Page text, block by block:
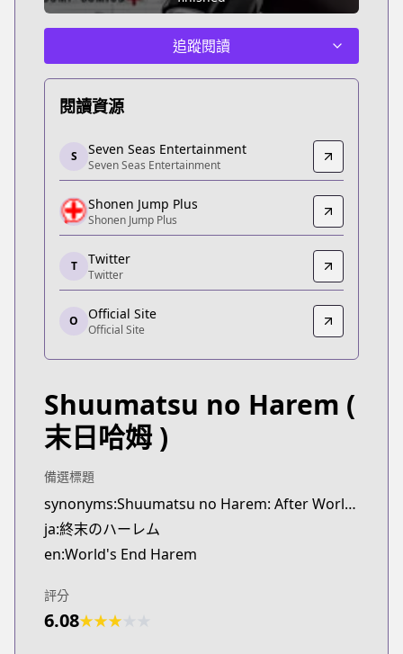
追蹤閱讀
閱讀資源
Seven Seas Entertainment
Seven Seas Entertainment
https://sevenseasentertainment.com/series/
Shonen Jump Plus
Shonen Jump Plus
https://shonenjumpplus.com/episode/
Twitter
Twitter
https://twitter.com/harem_official_
Official Site
Official Site
S Seven Seas Entertainment
Seven Seas Entertainment
Shonen Jump Plus
Shonen Jump Plus
T Twitter
Twitter
O Official Site
Official Site
Shuumatsu no Harem (
末日哈姆 )
備選標題
synonyms:Shuumatsu no Harem: After World,World's End Harem: After World
ja:終末のハーレム
en:World's End Harem
評分
6.08★★★